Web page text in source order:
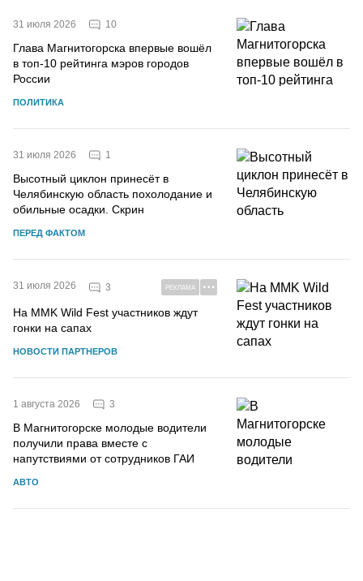
31 июля 2026 10
Глава Магнитогорска впервые вошёл
в топ-10 рейтинга мэров городов
России
ПОЛИТИКА
31 июля 2026 1
Высотный циклон принесёт в
Челябинскую область похолодание и
обильные осадки. Скрин
ПЕРЕД ФАКТОМ
31 июля 2026 3 РЕКЛАМА
На MMK Wild Fest участников ждут
гонки на сапах
НОВОСТИ ПАРТНЕРОВ
1 августа 2026 3
В Магнитогорске молодые водители
получили права вместе с
напутствиями от сотрудников ГАИ
АВТО